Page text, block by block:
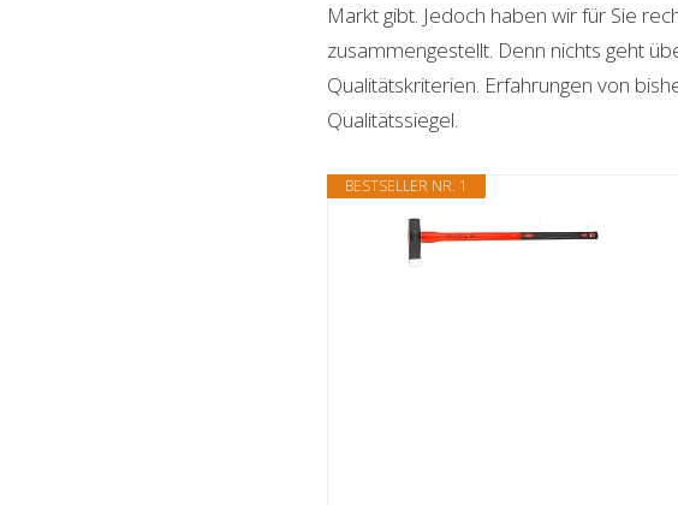
Markt gibt. Jedoch haben wir für Sie
zusammengestellt. Denn nichts geht
Qualitätskriterien. Erfahrungen von
Qualitätssiegel.
BESTSELLER NR. 1